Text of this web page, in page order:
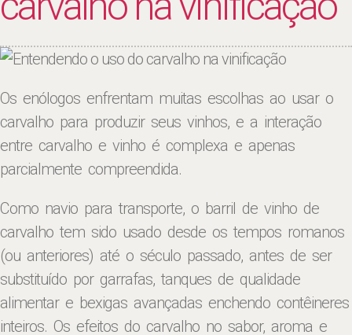
Os enólogos enfrentam muitas escolhas ao usar o
carvalho para produzir seus vinhos, e a interação
entre carvalho e vinho é complexa e apenas
parcialmente compreendida.
Como navio para transporte, o barril de vinho de
carvalho tem sido usado desde os tempos romanos
(ou anteriores) até o século passado, antes de ser
substituído por garrafas, tanques de qualidade
alimentar e bexigas avançadas enchendo contêineres
inteiros. Os efeitos do carvalho no sabor, aroma e